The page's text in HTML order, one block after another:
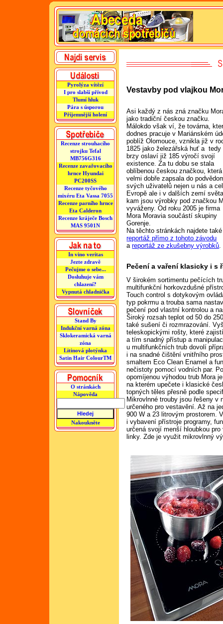
Pyrolýza vítězí
I pro slabší přívod
Tlumí hluk
Pára s úsporou
Příjemnější holení
Recenze strouhacího
strojku Tefal
MB756G316
Recenze zavařovacího
hrnce Hyundai
PC200SS
Recenze tyčového
mixéru Eta Vassa 7055
Recenze parního hrnce
Eta Calderon
Recenze kráječe Bosch
MAS 9501N
In vino veritas
Jezte zdravě
Pečujme o sebe...
Dosluhuje vám
chlazení?
Vypnutá chladnička
Stand By
Indukční varná zóna
Sklokeramická varná
zóna
Litinová plotýnka
Satin Hair ColourTM
O stránkách
Nápověda
Nakoukněte
Vestavby pod vlajkou
Asi každý z nás zná značku
jako tradiční českou značku.
Málokdo však ví, že továrna,
dodnes pracuje v Mariánském
poblíž Olomouce, vznikla již v
1825 jako železářská huť a tedy
brzy oslaví již 185 výročí svojí
existence. Za tu dobu se stala
oblíbenou českou značkou,
velmi dobře zapsala do
svých uživatelů nejen u nás a
Evropě ale i v dalších zemí
kam jsou výrobky pod značkou
vyváženy. Od roku 2005 je firma
Mora Moravia součástí skupiny
Gorenje.
Na těchto stránkách najdete také
reportáž přímo z tohoto závodu
areportáž ze zkušebny výrobků
Pečení a vaření klasicky i s
V širokém sortimentu pečících
multifunkční horkovzdušné
Touch control s dotykovým
typ pokrmu a trouba sama
pečení pod vlastní kontrolou a
Široký rozsah teplot od 50 do
také sušení či rozmrazování.
teleskopickými rošty, které
a tím snadný přístup a
u multifunkčních trub dovolí
i na snadné čištění vnitřního
smaltem Eco Clean Enamel a
nečistoty pomocí vodních par.
opomíjenou výhodou trub Mora
na kterém upečete i klasické
topných těles přesně podle
Mikrovlnné trouby jsou řešeny v
určeného pro vestavění. Až na
900 W a 23 litrovým prostorem.
i vybavení přístroje programy,
určená svojí menší hloubkou
linky. Zde je využit mikrovlnný